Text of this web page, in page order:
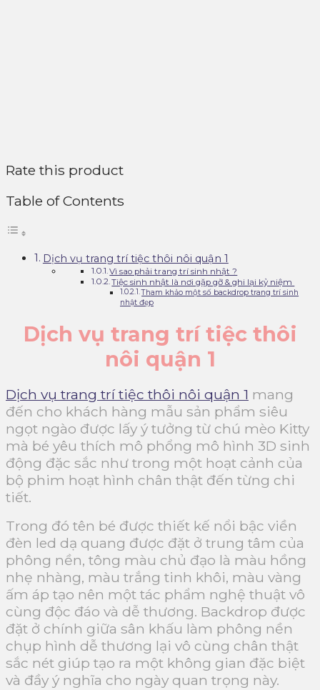
Rate this product
Table of Contents
Dịch vụ trang trí tiệc thôi nôi quận 1
Vì sao phải trang trí sinh nhật ?
Tiệc sinh nhật là nơi gặp gỡ & ghi lại kỷ niệm
Tham khảo một số backdrop trang trí sinh
nhật đẹp
Dịch vụ trang trí tiệc thôi
nôi quận 1
Dịch vụ trang trí tiệc thôi nôi quận 1 mang
đến cho khách hàng mẫu sản phẩm siêu
ngọt ngào được lấy ý tưởng từ chú mèo Kitty
mà bé yêu thích mô phổng mô hình 3D sinh
động đặc sắc như trong một hoạt cảnh của
bộ phim hoạt hình chân thật đến từng chi
tiết.
Trong đó tên bé được thiết kế nổi bậc viền
đèn led dạ quang được đặt ở trung tâm của
phông nền, tông màu chủ đạo là màu hồng
nhẹ nhàng, màu trắng tinh khôi, màu vàng
ấm áp tạo nên một tác phẩm nghệ thuật vô
cùng độc đáo và dễ thương. Backdrop được
đặt ở chính giữa sân khấu làm phông nền
chụp hình dễ thương lại vô cùng chân thật
sắc nét giúp tạo ra một không gian đặc biệt
và đầy ý nghĩa cho ngày quan trọng này.